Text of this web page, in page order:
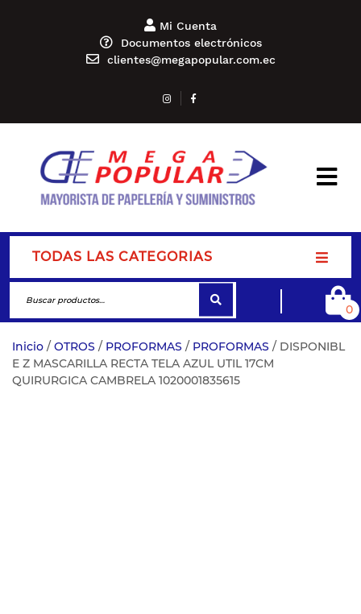
Mi Cuenta
Documentos electrónicos
clientes@megapopular.com.ec
TODAS LAS CATEGORIAS
0
Inicio / OTROS / PROFORMAS / PROFORMAS / DISPONIBL
E Z MASCARILLA RECTA TELA AZUL UTIL 17CM
QUIRURGICA CAMBRELA 1020001835615